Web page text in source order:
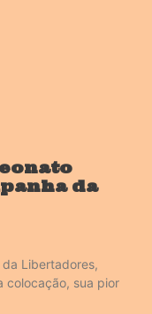
da
Libertadores,
colocação, sua pior